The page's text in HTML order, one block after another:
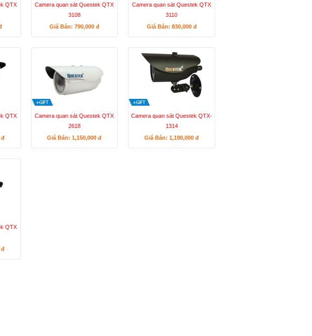
QTX
Camera quan sát Questek QTX
3108
Giá Bán: 790,000 đ
Camera quan sát Questek QTX
3110
Giá Bán: 830,000 đ
QTX
đ
Camera quan sát Questek QTX
2618
Giá Bán: 1,150,000đ
Camera quan sát Questek QTX-
1314
Giá Bán: 1,190,000đ
QTX
đ